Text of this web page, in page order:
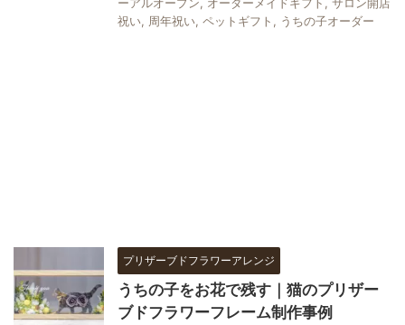
祝い, 周年祝い, ペットギフト , うちの子オーダー
プリザーブドフラワーアレンジ
うちの子をお花で残す｜猫のプリザー
ブドフラワーフレーム制作事例